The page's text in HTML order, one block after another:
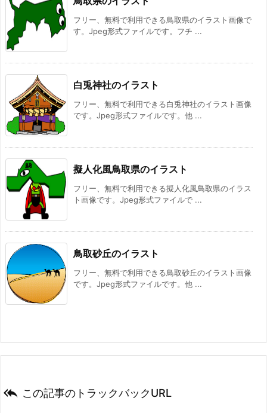
フリー、無料で利用できる鳥取県のイラスト画像で
す。Jpeg形式ファイルです。フチ ...
白兎神社のイラスト
フリー、無料で利用できる白兎神社のイラスト画像
です。Jpeg形式ファイルです。他 ...
擬人化風鳥取県のイラスト
フリー、無料で利用できる擬人化風鳥取県のイラス
ト画像です。Jpeg形式ファイルで ...
鳥取砂丘のイラスト
フリー、無料で利用できる鳥取砂丘のイラスト画像
です。Jpeg形式ファイルです。他 ...
 この記事のトラックバックURL